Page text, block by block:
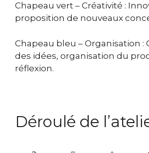
Chapeau vert – Créativité :
proposition de nouveaux
Chapeau bleu – Organisation :
des idées, organisation du
réflexion.
Déroulé de